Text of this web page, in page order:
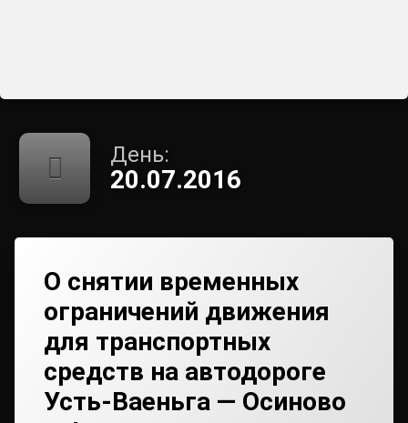
День:
20.07.2016
О снятии временных
ограничений движения
для транспортных
средств на автодороге
Усть-Ваеньга — Осиново